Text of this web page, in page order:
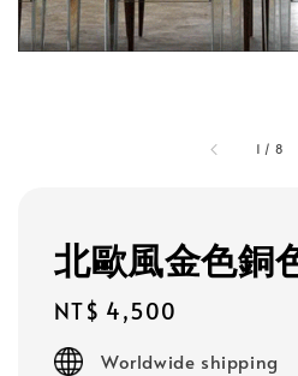
1 / 8
北歐風金色銅
Regular
price
NT$ 4,500
Worldwide shipping